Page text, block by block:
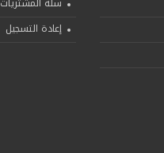
إعادة التسجيل